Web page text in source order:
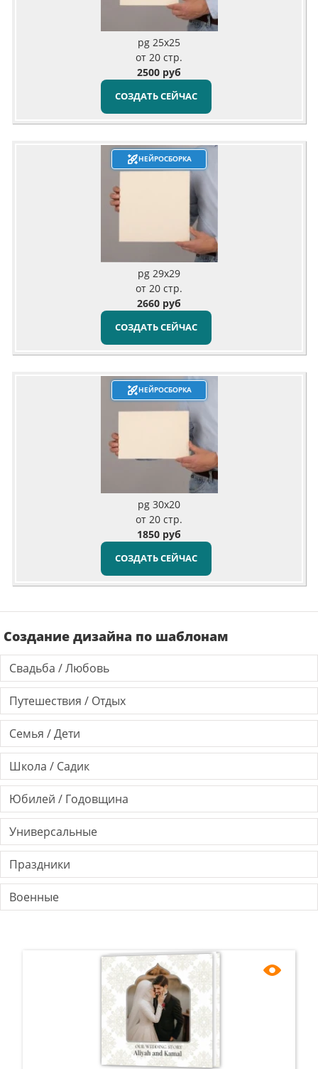
pg 25x25
от 20 стр.
2500 руб
СОЗДАТЬ СЕЙЧАС
НЕЙРОСБОРКА
pg 29x29
от 20 стр.
2660 руб
СОЗДАТЬ СЕЙЧАС
НЕЙРОСБОРКА
pg 30x20
от 20 стр.
1850 руб
СОЗДАТЬ СЕЙЧАС
Создание дизайна по шаблонам
Свадьба / Любовь
Путешествия / Отдых
Семья / Дети
Школа / Садик
Юбилей / Годовщина
Универсальные
Праздники
Военные